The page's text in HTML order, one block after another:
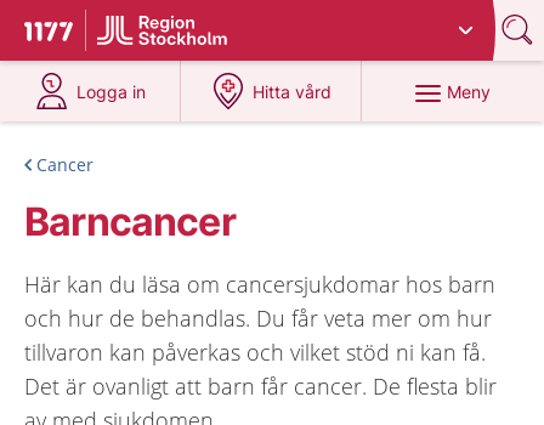
Till startsidan för 1177
Du har valt region
Logga in
på 1177.se
Hitta vård
på 1177.se
Meny
Cancer
Barncancer
Här kan du läsa om cancersjukdomar hos barn
och hur de behandlas. Du får veta mer om hur
tillvaron kan påverkas och vilket stöd ni kan få.
Det är ovanligt att barn får cancer. De flesta blir